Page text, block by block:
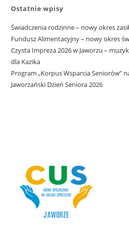
Ostatnie wpisy
Świadczenia rodzinne – nowy okres
Fundusz Alimentacyjny – nowy okres
Czysta Impreza 2026 w Jaworzu –
dla Kazika
Program „Korpus Wsparcia Seniorów”
Jaworzański Dzień Seniora 2026